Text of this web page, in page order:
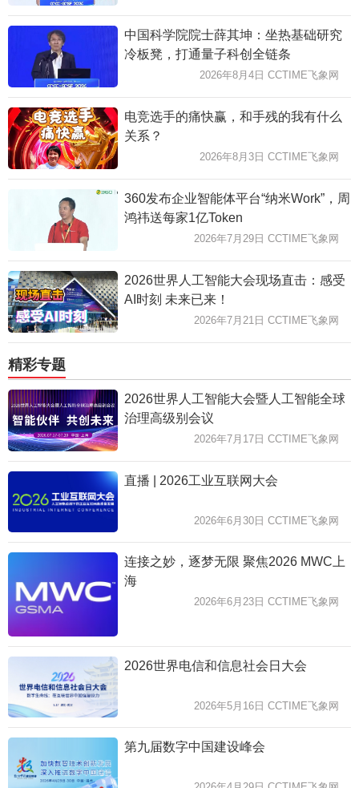
中国科学院院士薛其坤：坐热基础研究
冷板凳，打通量子科创全链条
2026年8月4日 CCTIME飞象网
电竞选手的痛快赢，和手残的我有什么
关系？
2026年8月3日 CCTIME飞象网
360发布企业智能体平台“纳米Work”，周
鸿祎送每家1亿Token
2026年7月29日 CCTIME飞象网
2026世界人工智能大会现场直击：感受
AI时刻 未来已来！
2026年7月21日 CCTIME飞象网
精彩专题
2026世界人工智能大会暨人工智能全球
治理高级别会议
2026年7月17日 CCTIME飞象网
直播 | 2026工业互联网大会
2026年6月30日 CCTIME飞象网
连接之妙，逐梦无限 聚焦2026 MWC上
海
2026年6月23日 CCTIME飞象网
2026世界电信和信息社会日大会
2026年5月16日 CCTIME飞象网
第九届数字中国建设峰会